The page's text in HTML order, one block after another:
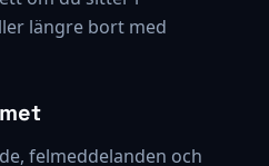
längre bort med
felmeddelanden och